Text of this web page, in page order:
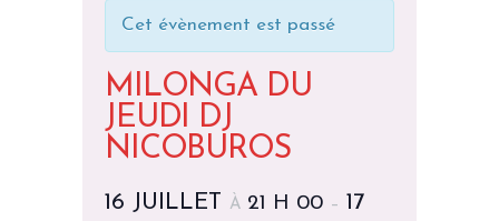
Cet évènement est passé
MILONGA DU
JEUDI DJ
NICOBUROS
16 JUILLET À 21 H 00 – 17